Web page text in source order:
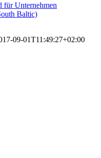
für Unternehmen
Baltic)
09-01T11:49:27+02:00